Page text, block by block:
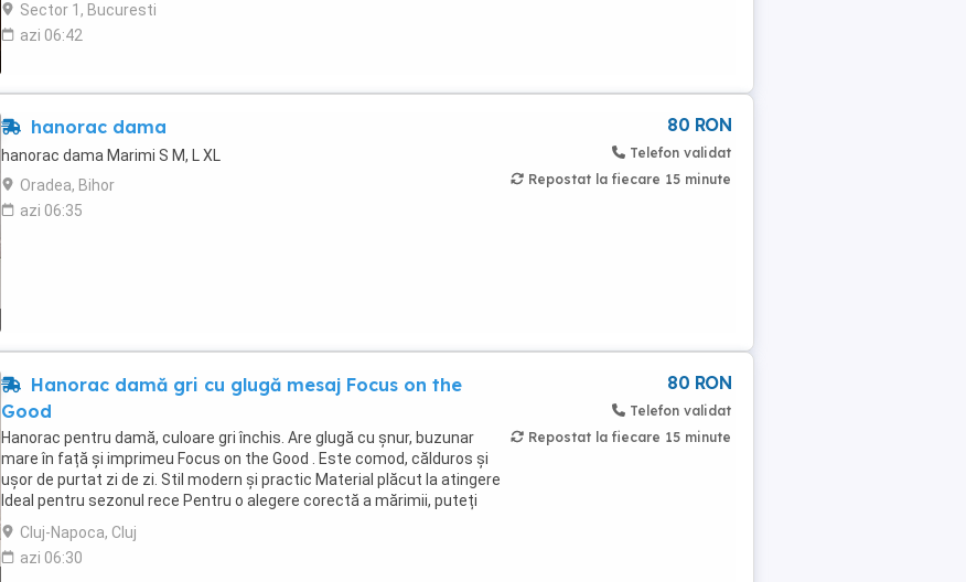
Sector 1, Bucuresti
azi 06:42
hanorac dama
hanorac dama Marimi S M, L XL
Oradea, Bihor
azi 06:35
80 RON
Telefon validat
Repostat la fiecare 15 minute
Hanorac damă gri cu glugă mesaj Focus on the
Good
Hanorac pentru damă, culoare gri închis. Are glugă cu șnur, buzunar
mare în față și imprimeu Focus on the Good . Este comod, călduros și
ușor de purtat zi de zi. Stil modern și practic Material plăcut la atingere
Ideal pentru sezonul rece Pentru o alegere corectă a mărimii, puteți
solicita ...
Cluj-Napoca, Cluj
azi 06:30
80 RON
Telefon validat
Repostat la fiecare 15 minute